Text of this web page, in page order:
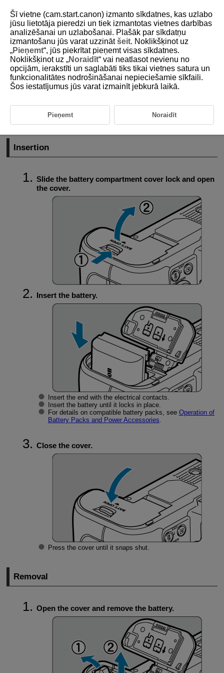
D388-017
Inserting/Removing Batteries
Insertion
Removal
Insert a fully charged Battery Pack
Insertion
Slide the battery compartment cover lock and open
the cover.
Insert the battery.
Insert the end with the electrical contacts.
Insert the battery until it locks in place.
For details on compatible battery packs, see Operation of
Battery Packs and Power Accessories.
Close the cover.
Press the cover until it snaps shut.
Removal
Open the cover and remove the battery.
Šī vietne (cam.start.canon) izmanto sīkdatnes, kas uzlabo
jūsu lietotāja pieredzi un tiek izmantotas vietnes darbības
analizēšanai un uzlabošanai. Plašāk par sīkdatņu
izmantošanu jūs varat uzzinātšeit. Noklikšķinot uz
„Pieņemt“, jūs piekrītat pieņemt visas sīkdatnes.
Noklikšķinot uz „Noraidīt“ vai neatlasot nevienu no
opcijām, ierakstīti un saglabāti tiks tikai vietnes satura un
funkcionalitātes nodrošināšanai nepieciešamie sīkfaili.
Šos iestatījumus jūs varat izmainīt jebkurā laikā.
Pieņemt Noraidīt